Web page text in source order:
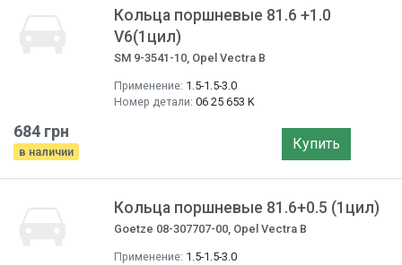
Кольца поршневые 81.6 +1.0
V6(1цил)
SM 9-3541-10, Opel Vectra B
Применение: 1.5-1.5-3.0
Номер детали: 06 25 653 K
684 грн
в наличии Купить
Кольца поршневые 81.6+0.5 (1цил)
Goetze 08-307707-00, Opel Vectra B
Применение: 1.5-1.5-3.0